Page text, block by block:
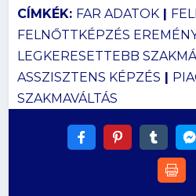
CÍMKÉK: FAR ADATOK|
FELNŐTTKÉPZÉS
LEGKERESETTEBB
ASSZISZTENS KÉPZÉS |
SZAKMAVÁLTÁS